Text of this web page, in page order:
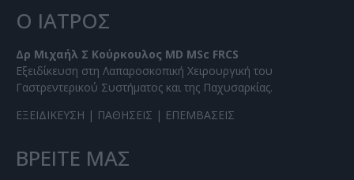
Ο ΙΑΤΡΟΣ
Δρ Μιχαήλ Σ Κούρκουλος MD MSc FRCS
Εξειδίκευση στη Λαπαροσκοπική Χειρουργική του
Γαστρεντερικού Συστήματος και της Παχυσαρκίας.
ΕΞΕΙΔΙΚΕΥΣΗ | ΠΑΘΗΣΕΙΣ | ΕΠΕΜΒΑΣΕΙΣ
ΒΡΕΙΤΕ ΜΑΣ